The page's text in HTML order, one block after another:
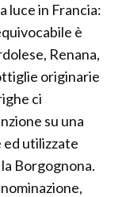
luce in Francia:
è
Renana,
originarie
ci
su una
utilizzate
Borgognona.